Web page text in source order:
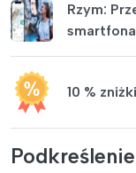
Rzym:
smartfona
10 % zniżki
Podkreślenie